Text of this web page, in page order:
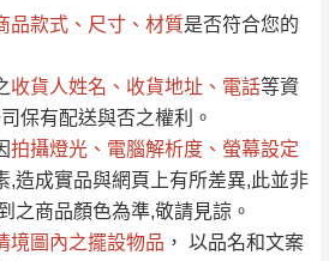
品款式、尺寸、材質是否符合您的
收貨人姓名、收貨地址、電話等資
保有配送與否之權利。
拍攝燈光、電腦解析度、螢幕設定
,造成實品與網頁上有所差異,此並非
之商品顏色為準,敬請見諒。
境圖內之擺設物品 ， 以品名和文案
費 說 明
運送費用
偏遠地區
（請先線上詢問 LINE
→@dershin ）
復興鄉
，網頁無法及時更新，如有需
請於出發前來電或到「官方
信確認商品是否有「現貨」與
有異常，商家有權取消訂
無法更改原設計或客製，敬請
至低排列
只顯示附上圖片